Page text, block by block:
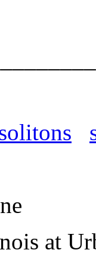
at